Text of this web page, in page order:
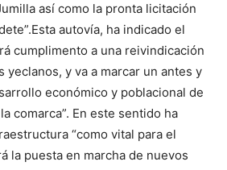
así como la pronta licitación
Esta autovía, ha indicado el
cumplimento a una reivindicación
yeclanos, y va a marcar un antes y
económico y poblacional de
comarca”. En este sentido ha
“como vital para el
la puesta en marcha de nuevos